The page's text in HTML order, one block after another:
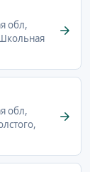
обл,
обл,